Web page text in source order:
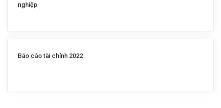
nghiệp
Báo cáo tài chính 2022